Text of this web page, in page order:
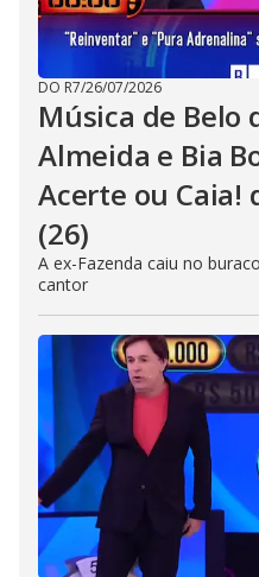
DO R7/26/07/2026
Música de
Almeida e Bia
Acerte ou Caia!
(26)
A ex-Fazenda caiu no
cantor